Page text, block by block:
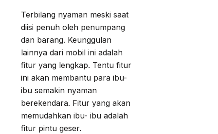
Terbilang nyaman meski saat
diisi penuh oleh penumpang
dan barang. Keunggulan
lainnya dari mobil ini adalah
fitur yang lengkap. Tentu fitur
ini akan membantu para ibu-
ibu semakin nyaman
berekendara. Fitur yang akan
memudahkan ibu- ibu adalah
fitur pintu geser.